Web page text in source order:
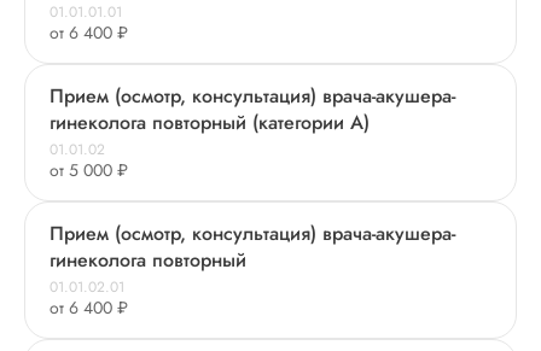
01.01.01.01
от 6 400 ₽
Прием (осмотр, консультация) врача-акушера-
гинеколога повторный (категории А)
01.01.02
от 5 000 ₽
Прием (осмотр, консультация) врача-акушера-
гинеколога повторный
01.01.02.01
от 6 400 ₽